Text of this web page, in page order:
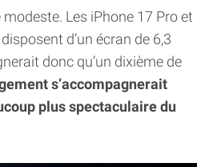
modeste. Les iPhone 17 Pro et
d’un écran de 6,3
donc qu’un dixième de
s’accompagnerait
plus spectaculaire du